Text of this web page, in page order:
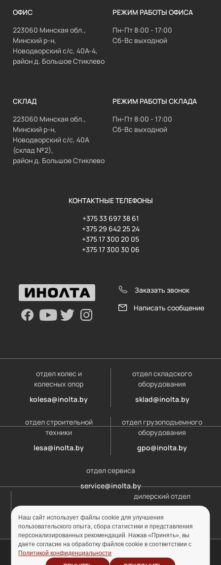
ОФИС
223060 Минская обл.,
Минский р-н,
Новодворский с/с, 40А-4,
район д. Большое Стиклево
РЕЖИМ РАБОТЫ ОФИСА
Пн-Пт 8:00 - 17:00
Сб-Вс выходной
СКЛАД
223060 Минская обл.,
Минский р-н,
Новодворский с/с, 40А
(склад №2),
район д. Большое Стиклево
РЕЖИМ РАБОТЫ СКЛАДА
Пн-Пт 8:00 - 17:00
Сб-Вс выходной
КОНТАКТНЫЕ ТЕЛЕФОНЫ
+375 33 697 38 61
+375 29 642 25 24
+375 17 300 20 05
+375 17 300 30 06
Заказать звонок
Написать сообщение
отдел колес и
колесных опор
kolesa@inolta.by
отдел складского
оборудования
sklad@inolta.by
отдел строительной
техники
lesa@inolta.by
отдел грузоподъемного
оборудования
gpo@inolta.by
отдел сервиса
service@inolta.by
дилерский отдел
© ООО «Инолта» 2010-2026 г. УНП 691302759
Наш сайт использует файлы cookie для улучшения
пользовательского опыта, сбора статистики и представления
персонализированных рекомендаций. Нажав «Принять», вы
даете согласие на обработку файлов cookie в соответствии с
Политикой конфиденциальности